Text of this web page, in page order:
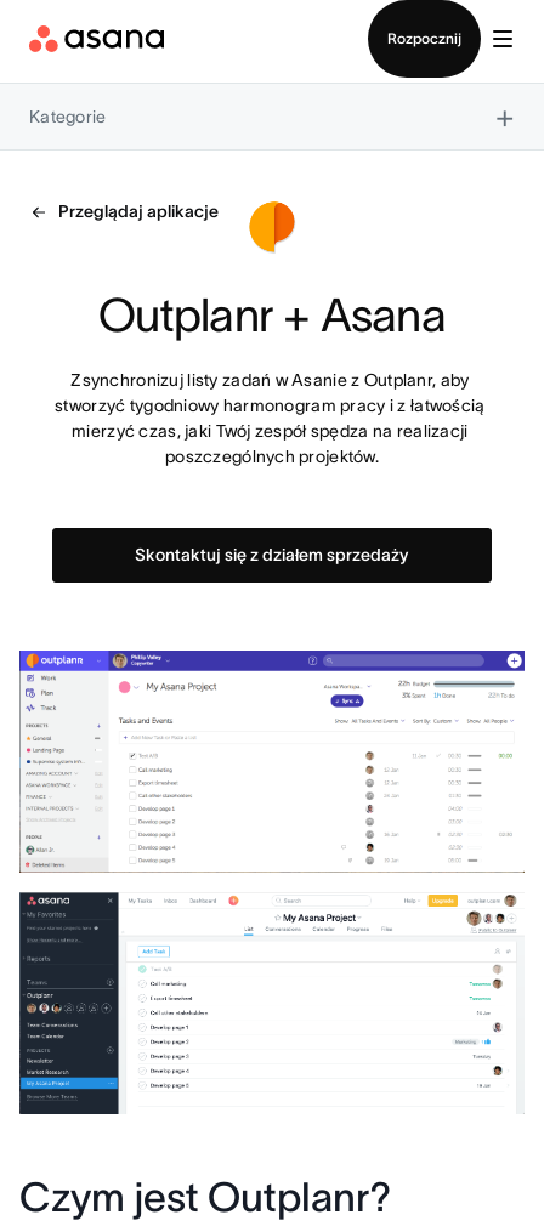
Rozpocznij
Kategorie ×
Przeglądaj aplikacje
Outplanr + Asana
Zsynchronizuj listy zadań w Asanie z Outplanr, aby
stworzyć tygodniowy harmonogram pracy i z łatwością
mierzyć czas, jaki Twój zespół spędza na realizacji
poszczególnych projektów.
Skontaktuj się z działem sprzedaży
Czym jest Outplanr?